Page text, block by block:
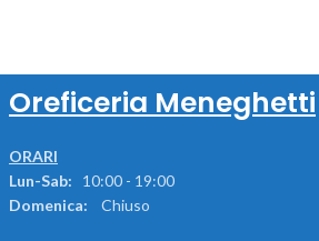
Oreficeria Meneghetti
ORARI
Lun-Sab: 10:00 - 19:00
Domenica:
Chiuso